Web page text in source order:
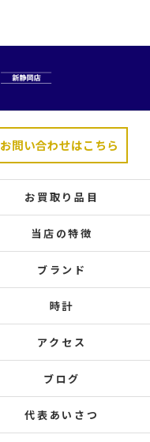
お問い合わせはこちら
お買取り品目
当店の特徴
ブランド
時計
アクセス
ブログ
代表あいさつ